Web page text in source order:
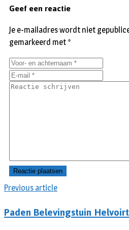
Previous article
Paden Belevingstuin
Geef een reactie
Je e-mailadres wordt niet
gemarkeerd met *